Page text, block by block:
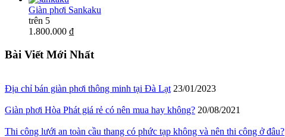
Giàn phơi Sankaku
trên 5
1.800.000 ₫
Bài Viết Mới Nhất
Địa chỉ bán giàn phơi thông minh tại Đà Lạt 23/01/2023
Giàn phơi Hòa Phát giá rẻ có nên mua hay không? 20/08/2021
Thi công lưới an toàn cầu thang có phức tạp không và nên thi công ở đâu?